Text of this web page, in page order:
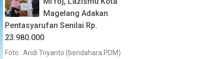
Magelang Adakan
Pentasyarufan Senilai Rp.
23.980.000
Foto : Andi Triyanto (bendahara PDM)